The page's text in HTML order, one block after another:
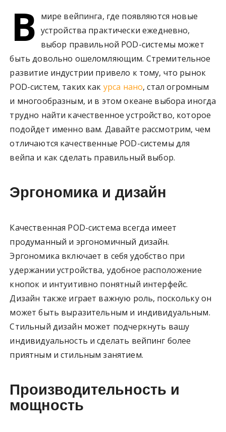
В мире вейпинга, где появляются новые
устройства практически ежедневно,
выбор правильной POD-системы может
быть довольно ошеломляющим. Стремительное
развитие индустрии привело к тому, что рынок
POD-систем, таких как урса нано, стал огромным
и многообразным, и в этом океане выбора иногда
трудно найти качественное устройство, которое
подойдет именно вам. Давайте рассмотрим, чем
отличаются качественные POD-системы для
вейпа и как сделать правильный выбор.
Эргономика и дизайн
Качественная POD-система всегда имеет
продуманный и эргономичный дизайн.
Эргономика включает в себя удобство при
удержании устройства, удобное расположение
кнопок и интуитивно понятный интерфейс.
Дизайн также играет важную роль, поскольку он
может быть выразительным и индивидуальным.
Стильный дизайн может подчеркнуть вашу
индивидуальность и сделать вейпинг более
приятным и стильным занятием.
Производительность и
мощность